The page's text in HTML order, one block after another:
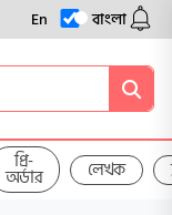
En বাংলা
প্রি-
অর্ডার লেখক